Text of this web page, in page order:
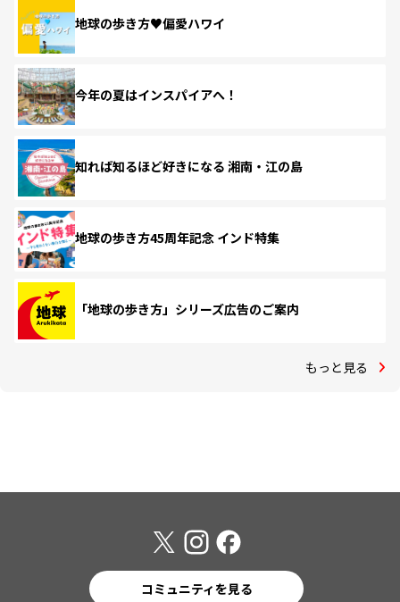
地球の歩き方♥偏愛ハワイ
今年の夏はインスパイアへ！
知れば知るほど好きになる 湘南・江の島
地球の歩き方45周年記念 インド特集
「地球の歩き方」シリーズ広告のご案内
もっと見る
コミュニティを見る